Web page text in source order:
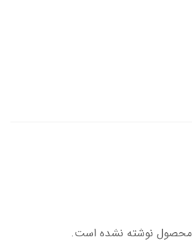
محصول نوشته نشده است.